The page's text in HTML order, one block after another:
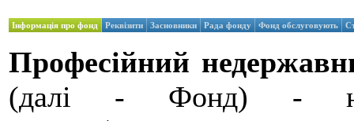
Інформація про фонд Реквізити Засновники Рада фонду Фонд обслуговують
Професійний
(далі - Фонд) -